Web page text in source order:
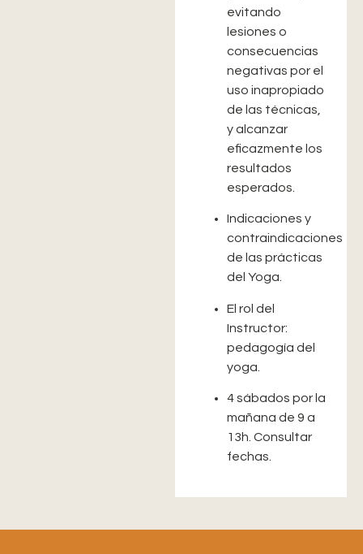
evitando
lesiones o
consecuencias
negativas por el
uso inapropiado
de las técnicas,
y alcanzar
eficazmente los
resultados
esperados.
Indicaciones y
contraindicaciones
de las prácticas
del Yoga.
El rol del
Instructor:
pedagogía del
yoga.
4 sábados por la
mañana de 9 a
13h. Consultar
fechas.